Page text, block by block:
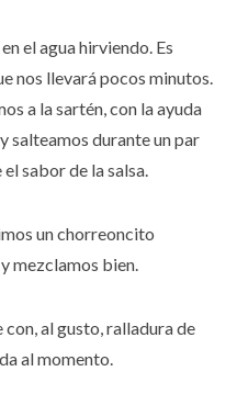
el agua hirviendo. Es
nos llevará pocos minutos.
a la sartén, con la ayuda
salteamos durante un par
sabor de la salsa.
un chorreoncito
mezclamos bien.
al gusto, ralladura de
al momento.